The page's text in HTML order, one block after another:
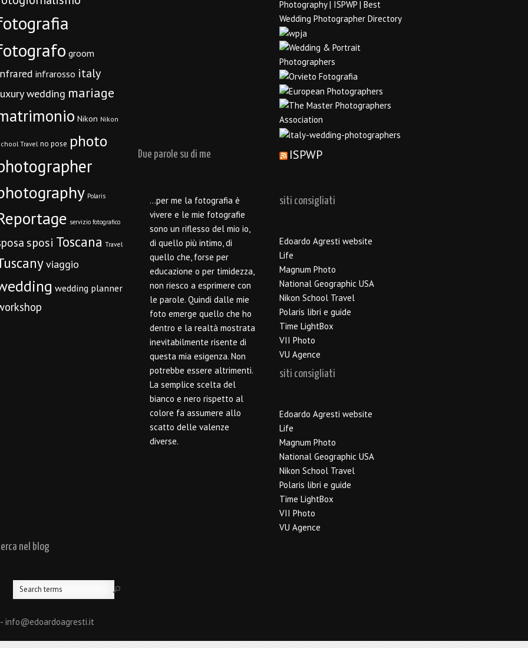
groom
infrarosso italy
wedding mariage
Nikon Nikon
Travel no pose photo
Polaris
servizio fotografico
sposi Toscana Travel
viaggio
wedding planner
Due parole su di me
…per me la fotografia è
vivere e le mie fotografie
sono un riflesso del mio io,
di quello più intimo, di
quello che, forse per
educazione o per timidezza,
non riesco a esprimere con
le parole. Quindi dalle mie
foto emerge quello che ho
dentro e la realtà mostrata
inevitabilmente risente di
questa mia esigenza. Non
potrebbe essere altrimenti.
La semplice scelta del
bianco e nero rispetto al
colore fa assumere allo
scatto delle valenze
diverse.
ISPWP
siti consigliati
Edoardo Agresti website
Life
Magnum Photo
National Geographic USA
Nikon School Travel
Polaris libri e guide
Time LightBox
VII Photo
VU Agence
siti consigliati
Edoardo Agresti website
Life
Magnum Photo
National Geographic USA
Nikon School Travel
Polaris libri e guide
Time LightBox
VII Photo
VU Agence
nel blog
info@edoardoagresti.it